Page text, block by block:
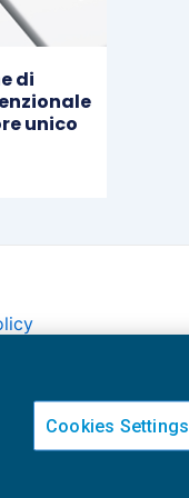
di
unico
Milano Reg. n. 8556/2026
v2.32.2
di Milano 02776120236
Cookies Settings